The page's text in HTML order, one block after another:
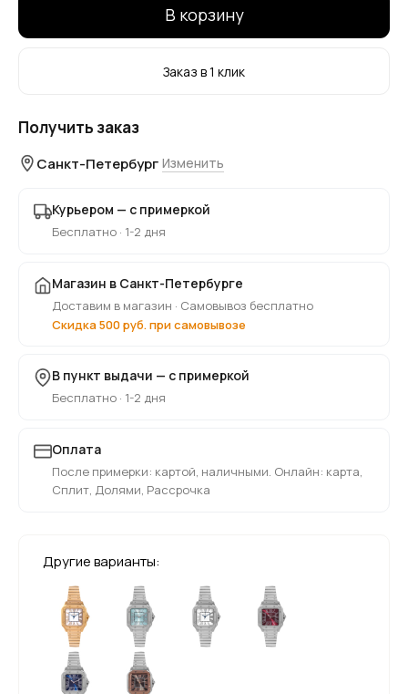
В корзину
Заказ в 1 клик
Получить заказ
Санкт-Петербург Изменить
Курьером — с примеркой
Бесплатно · 1-2 дня
Магазин в Санкт-Петербурге
Доставим в магазин · Самовывоз бесплатно
Скидка 500 руб. при самовывозе
В пункт выдачи — с примеркой
Бесплатно · 1-2 дня
Оплата
После примерки: картой, наличными. Онлайн: карта,
Сплит, Долями, Рассрочка
Другие варианты: